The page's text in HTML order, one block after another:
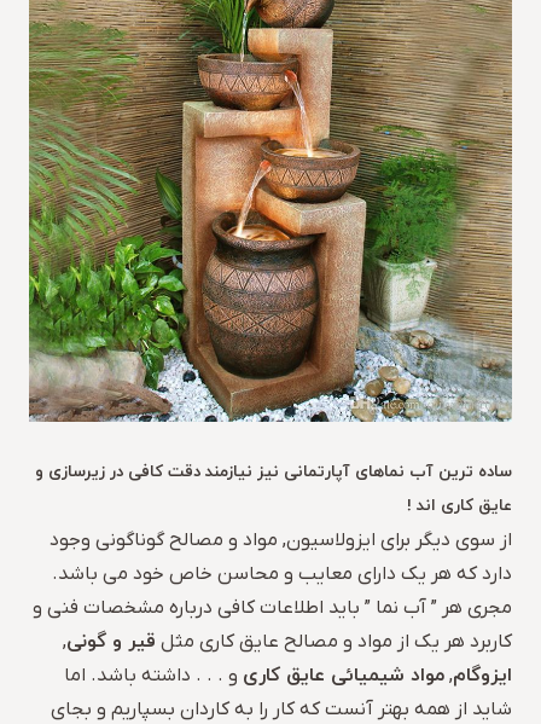
ساده ترین آب نماهای آپارتمانی نیز نیازمند دقت کافی در زیرسازی و
عایق کاری اند !
از سوی دیگر برای ایزولاسیون, مواد و مصالح گوناگونی وجود
دارد که هر یک دارای معایب و محاسن خاص خود می باشد.
مجری هر ” آب نما ” باید اطلاعات کافی درباره مشخصات فنی و
کاربرد هر یک از مواد و مصالح عایق کاری مثل قیر و گونی,
ایزوگام, مواد شیمیائی عایق کاری و . . . داشته باشد. اما
شاید از همه بهتر آنست که کار را به کاردان بسپاریم و بجای